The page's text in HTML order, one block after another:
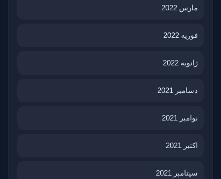
مارس 2022
فوریه 2022
ژانویه 2022
دسامبر 2021
نوامبر 2021
اکتبر 2021
سپتامبر 2021